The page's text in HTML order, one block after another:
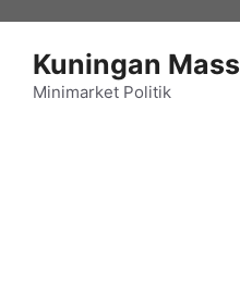
Kuningan Mass
Minimarket Politik